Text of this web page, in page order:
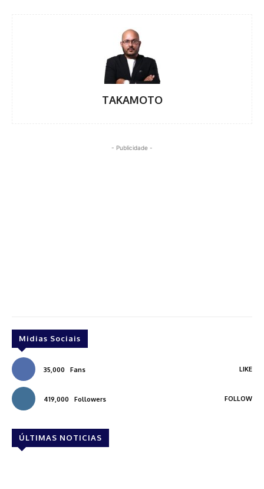
TAKAMOTO
- Publicidade -
Midias Sociais
35,000 Fans LIKE
419,000 Followers FOLLOW
ÚLTIMAS NOTICIAS